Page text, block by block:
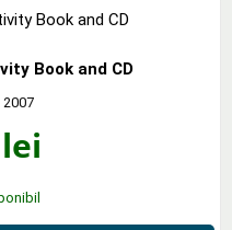
Book and CD
2007
lei